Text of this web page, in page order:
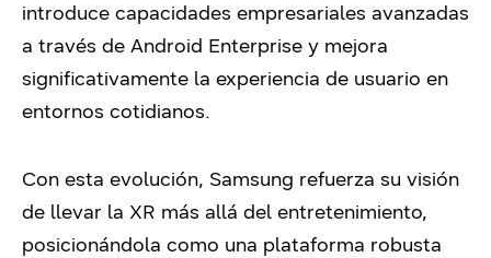
introduce capacidades empresariales avanzadas
a través de Android Enterprise y mejora
significativamente la experiencia de usuario en
entornos cotidianos.
Con esta evolución, Samsung refuerza su visión
de llevar la XR más allá del entretenimiento,
posicionándola como una plataforma robusta